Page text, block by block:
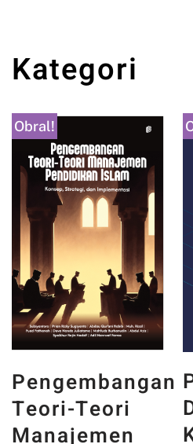
Kategori
Obral!
Pemrograman
Dasar : Teori,
Konsep, dan